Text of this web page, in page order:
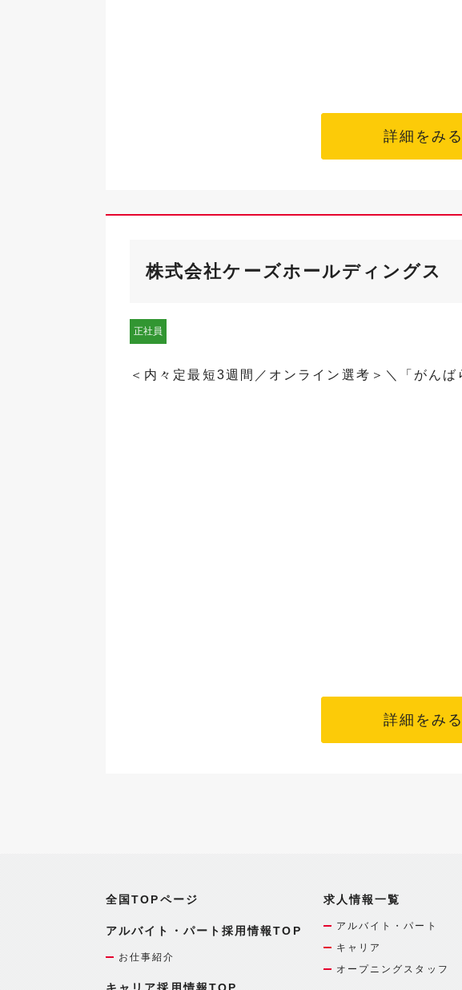
詳細をみる
株式会社ケーズホールディングス
正社員
＜内々定最短3週間／オンライン選考＞＼「がん
詳細をみる
全国TOPページ
アルバイト・パート採用情報TOP
お仕事紹介
キャリア採用情報TOP
求人情報一覧
アルバイト・パート
キャリア
オープニングスタッフ